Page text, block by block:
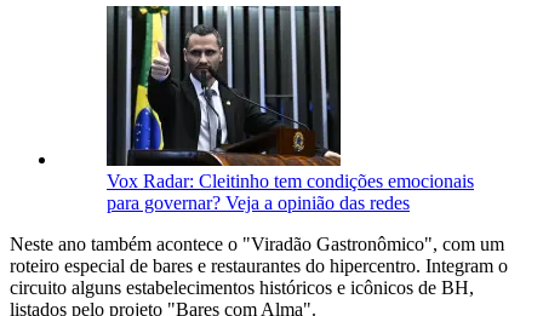
Vox Radar: Cleitinho tem condições emocionais
para governar? Veja a opinião das redes
Neste ano também acontece o "Viradão Gastronômico", com um
roteiro especial de bares e restaurantes do hipercentro. Integram o
circuito alguns estabelecimentos históricos e icônicos de BH,
listados pelo projeto "Bares com Alma".